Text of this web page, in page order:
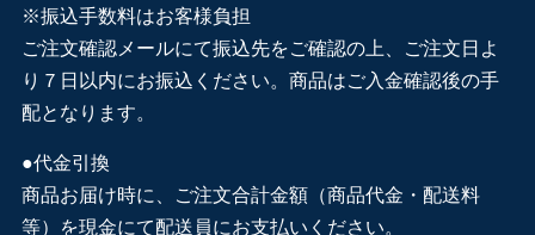
※振込手数料はお客様負担
ご注文確認メールにて振込先をご確認の上、ご注文日よ
り７日以内にお振込ください。商品はご入金確認後の手
配となります。
●代金引換
商品お届け時に、ご注文合計金額（商品代金・配送料
等）を現金にて配送員にお支払いください。